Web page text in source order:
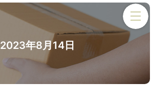
2023年8月14日